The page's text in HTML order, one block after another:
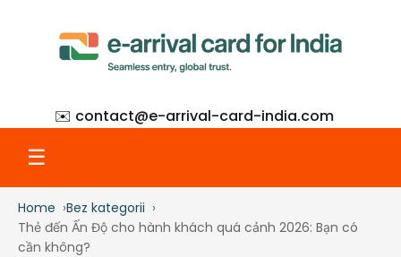
✉️ contact@e-arrival-card-india.com
☰
Home
Home
Bez kategorii
Thẻ đến Ấn Độ cho hành khách quá cảnh 2026: Bạn có
cần không?